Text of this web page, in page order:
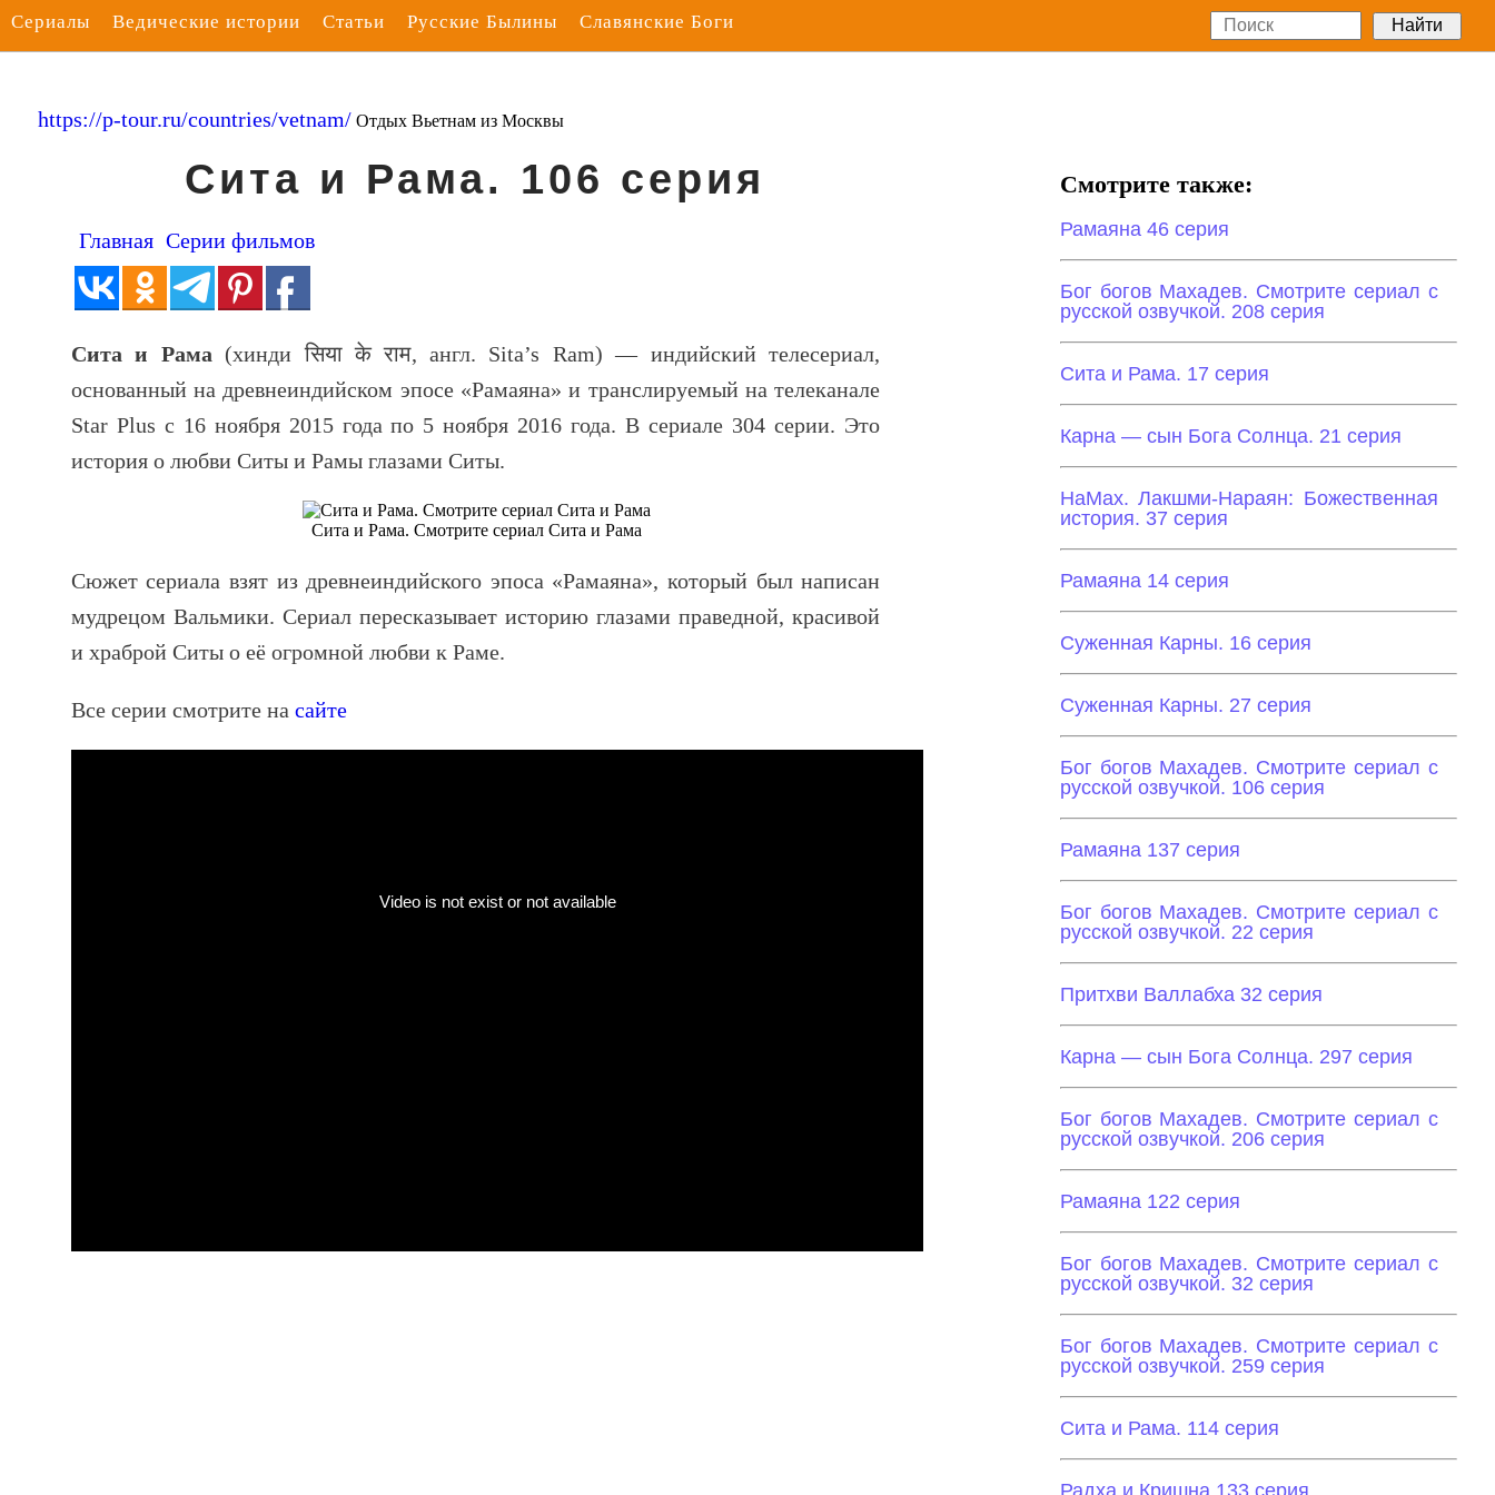
Сериалы Ведические истории Статьи Русские Былины Славянские Боги
https://p-tour.ru/countries/vetnam/ Отдых Вьетнам из Москвы
Сита и Рама. 106 серия
Главная Серии фильмов
Сита и Рама (хиндиसिया के राम, англ. Sita’s Ram) — индийский телесериал,
основанный на древнеиндийском эпосе «Рамаяна» и транслируемый на телеканале
Star Plus с 16 ноября 2015 года по 5 ноября 2016 года. В сериале 304 серии. Это
история о любви Ситы и Рамы глазами Ситы.
Сита и Рама. Смотрите сериал Сита и Рама
Сюжет сериала взят из древнеиндийского эпоса «Рамаяна», который был написан
мудрецом Вальмики. Сериал пересказывает историю глазами праведной, красивой
и храброй Ситы о её огромной любви к Раме.
Все серии смотрите на сайте
Смотрите также:
Рамаяна 46 серия
Бог богов Махадев. Смотрите сериал с
русской озвучкой. 208 серия
Сита и Рама. 17 серия
Карна — сын Бога Солнца. 21 серия
НаМах. Лакшми-Нараян: Божественная
история. 37 серия
Рамаяна 14 серия
Суженная Карны. 16 серия
Суженная Карны. 27 серия
Бог богов Махадев. Смотрите сериал с
русской озвучкой. 106 серия
Рамаяна 137 серия
Бог богов Махадев. Смотрите сериал с
русской озвучкой. 22 серия
Притхви Валлабха 32 серия
Карна — сын Бога Солнца. 297 серия
Бог богов Махадев. Смотрите сериал с
русской озвучкой. 206 серия
Рамаяна 122 серия
Бог богов Махадев. Смотрите сериал с
русской озвучкой. 32 серия
Бог богов Махадев. Смотрите сериал с
русской озвучкой. 259 серия
Сита и Рама. 114 серия
Радха и Кришна 133 серия